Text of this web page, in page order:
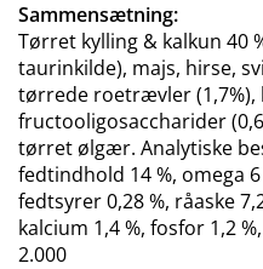
Sammensætning:
Tørret kylling & kalkun 40
taurinkilde), majs, hirse,
tørrede roetrævler (1,7%),
fructooligosaccharider
tørret ølgær. Analytiske
fedtindhold 14 %, omega
fedtsyrer 0,28 %, råaske
kalcium 1,4 %, fosfor 1,2
2.000